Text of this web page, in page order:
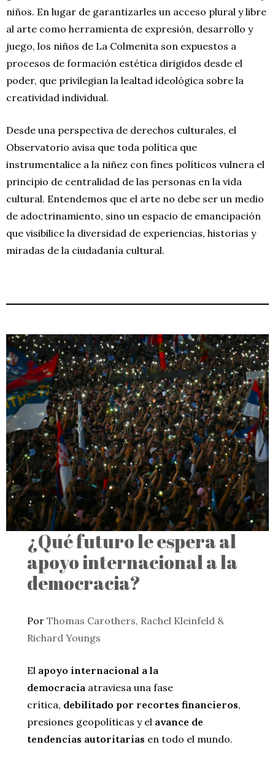
niños. En lugar de garantizarles un acceso plural y libre
al arte como herramienta de expresión, desarrollo y
juego, los niños de La Colmenita son expuestos a
procesos de formación estética dirigidos desde el
poder, que privilegian la lealtad ideológica sobre la
creatividad individual.
Desde una perspectiva de derechos culturales, el
Observatorio avisa que toda política que
instrumentalice a la niñez con fines políticos vulnera el
principio de centralidad de las personas en la vida
cultural. Entendemos que el arte no debe ser un medio
de adoctrinamiento, sino un espacio de emancipación
que visibilice la diversidad de experiencias, historias y
miradas de la ciudadanía cultural.
¿Qué futuro le espera al
apoyo internacional a la
democracia?
PorThomas Carothers, Rachel Kleinfeld &
Richard Youngs
El apoyo internacional a la
democracia atraviesa una fase
crítica, debilitado por recortes financieros,
presiones geopolíticas y el avance de
tendencias autoritarias en todo el mundo.